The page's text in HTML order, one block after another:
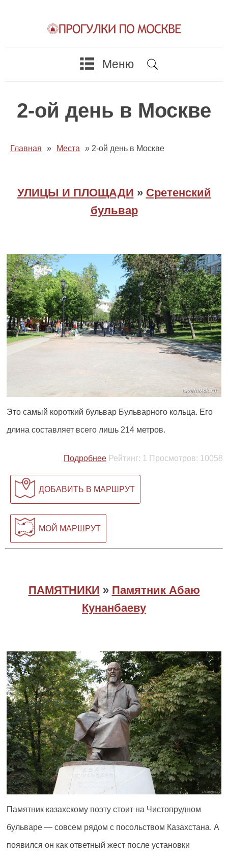
Меню
2-ой день в Москве
Главная » Места » 2-ой день в Москве
УЛИЦЫ И ПЛОЩАДИ » Сретенский
бульвар
Это самый короткий бульвар Бульварного кольца. Его
длина составляет всего лишь 214 метров.
Подробнее Рейтинг: 1 Просмотров: 10058
ДОБАВИТЬ В МАРШРУТ
МОЙ МАРШРУТ
ПАМЯТНИКИ » Памятник Абаю
Кунанбаеву
Памятник казахскому поэту стоит на Чистопрудном
бульваре — совсем рядом с посольством Казахстана. А
появился он как ответный жест после установки